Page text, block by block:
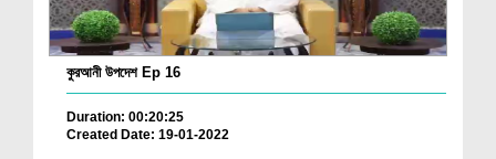
কুরআনী উপদেশ Ep 16
Duration: 00:20:25
Created Date: 19-01-2022